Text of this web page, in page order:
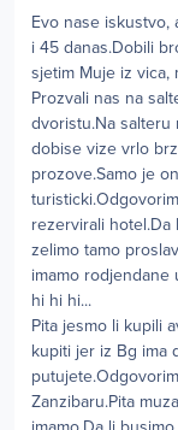
Evo nase iskustvo,
i 45 danas.Dobili
sjetim Muje iz vica,
Prozvali nas na
dvoristu.Na salteru
dobise vize vrlo
prozove.Samo je
rezervirali hotel.Da
zelimo tamo
imamo rodjendane
hi hi hi...
Pita jesmo li kupili
kupiti jer iz Bg ima
Zanzibaru.Pita